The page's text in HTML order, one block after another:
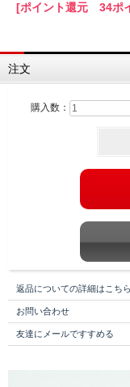
[ポイント還元 34ポ
注文
購入数：
返品についての詳細はこちら
お問い合わせ
友達にメールですすめる